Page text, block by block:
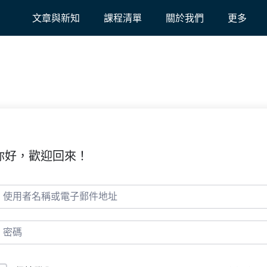
文章與新知 課程清單 關於我們 更多
好，歡迎回來！